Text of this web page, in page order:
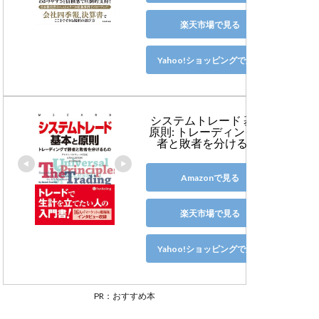
楽天市場で見る
Yahoo!ショッピングで見る
システムトレード 基本と
原則: トレーディングで勝
者と敗者を分けるもの
Amazonで見る
楽天市場で見る
Yahoo!ショッピングで見る
PR：おすすめ本